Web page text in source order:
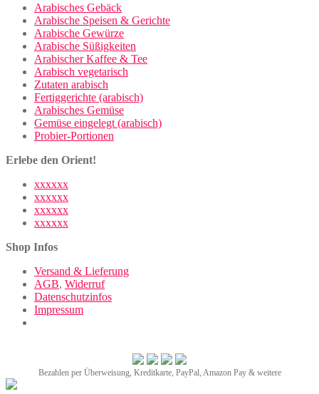
Arabisches Gebäck
Arabische Speisen & Gerichte
Arabische Gewürze
Arabische Süßigkeiten
Arabischer Kaffee & Tee
Arabisch vegetarisch
Zutaten arabisch
Fertiggerichte (arabisch)
Arabisches Gemüse
Gemüse eingelegt (arabisch)
Probier-Portionen
Erlebe den Orient!
xxxxxx
xxxxxx
xxxxxx
xxxxxx
Shop Infos
Versand & Lieferung
AGB, Widerruf
Datenschutzinfos
Impressum